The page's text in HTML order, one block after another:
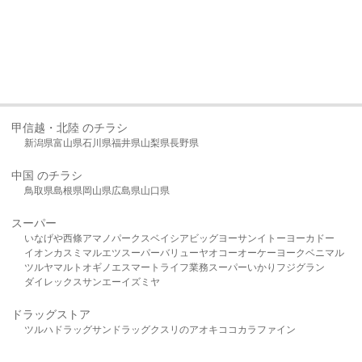
甲信越・北陸 のチラシ
新潟県富山県石川県福井県山梨県長野県
中国 のチラシ
鳥取県島根県岡山県広島県山口県
スーパー
いなげや西條アマノパークスベイシア ビッグヨーサンイトーヨーカドー
イオンカスミ マルエツスーパーバリューヤオコーオーケー ヨークベニマル
ツルヤマルト オギノ エスマート ライフ業務スーパーいかり フジグラン
ダイレックスサンエーイズミヤ
ドラッグストア
ツルハドラッグサンドラッグクスリのアオキ ココカラファイン